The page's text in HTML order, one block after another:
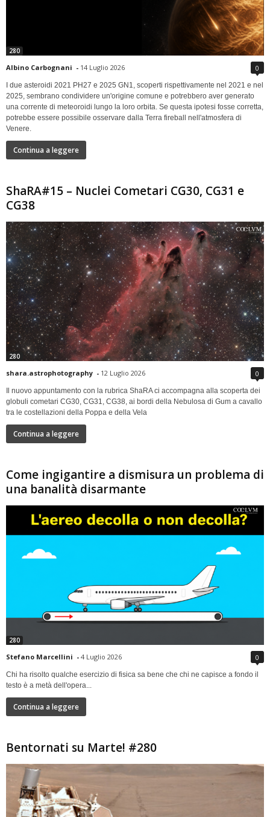
280
Albino Carbognani - 14 Luglio 2026 0
I due asteroidi 2021 PH27 e 2025 GN1, scoperti rispettivamente nel 2021 e nel
2025, sembrano condividere un'origine comune e potrebbero aver generato
una corrente di meteoroidi lungo la loro orbita. Se questa ipotesi fosse corretta,
potrebbe essere possibile osservare dalla Terra fireball nell'atmosfera di
Venere.
Continua a leggere
ShaRA#15 – Nuclei Cometari CG30, CG31 e
CG38
280
shara.astrophotography - 12 Luglio 2026 0
Il nuovo appuntamento con la rubrica ShaRA ci accompagna alla scoperta dei
globuli cometari CG30, CG31, CG38, ai bordi della Nebulosa di Gum a cavallo
tra le costellazioni della Poppa e della Vela
Continua a leggere
Come ingigantire a dismisura un problema di
una banalità disarmante
280
Stefano Marcellini - 4 Luglio 2026 0
Chi ha risolto qualche esercizio di fisica sa bene che chi ne capisce a fondo il
testo è a metà dell'opera...
Continua a leggere
Bentornati su Marte! #280